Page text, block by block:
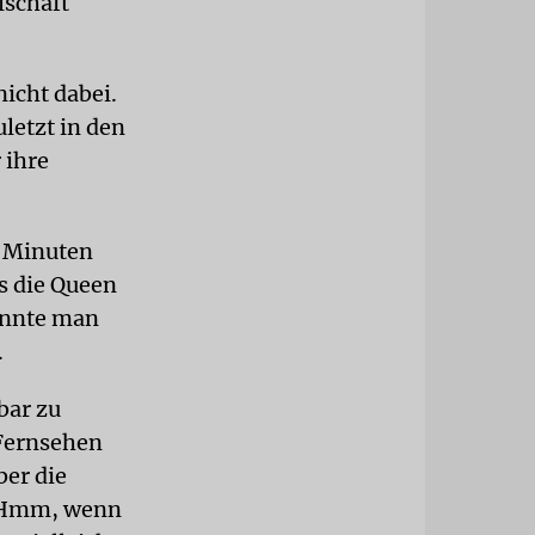
dabei.
in den
ihre
Minuten
die Queen
man
zu
die
wenn